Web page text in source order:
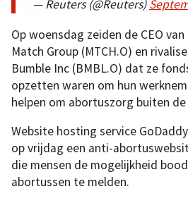
— Reuters (@Reuters)
Op woensdag zeiden de CEO
Match Group (MTCH.O) en
Bumble Inc (BMBL.O) dat ze
opzetten waren om hun
helpen om abortuszorg buiten
Website hosting service GoDaddy
op vrijdag een anti-
die mensen de mogelijkheid
abortussen te melden.